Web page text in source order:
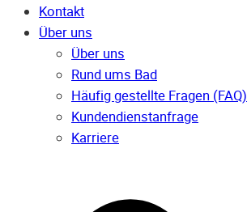
Kontakt
Über uns
Über uns
Rund ums Bad
Häufig gestellte Fragen (FAQ)
Kunden­dienst­anfrage
Karriere